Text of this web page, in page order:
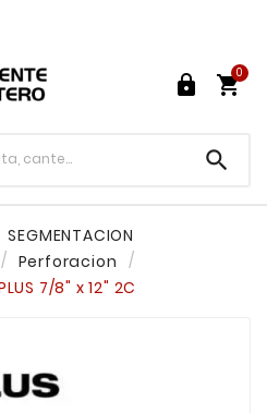
 
0

SEGMENTACION
Perforacion
7/8" x 12" 2C